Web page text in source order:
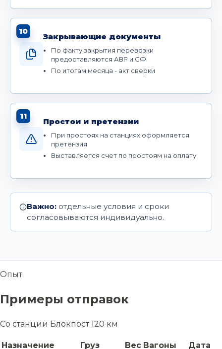
10
Закрывающие документы
По факту закрытия перевозки
предоставляются АВР и СФ
По итогам месяца - акт сверки
11
Простои и претензии
При простоях на станциях оформляется
претензия
Выставляется счет по простоям на оплату
Важно: отдельные условия и сроки
согласовываются индивидуально.
Опыт
Примеры отправок
Со станции Блокпост 120 км
Назначение Груз Вес Вагоны Дата